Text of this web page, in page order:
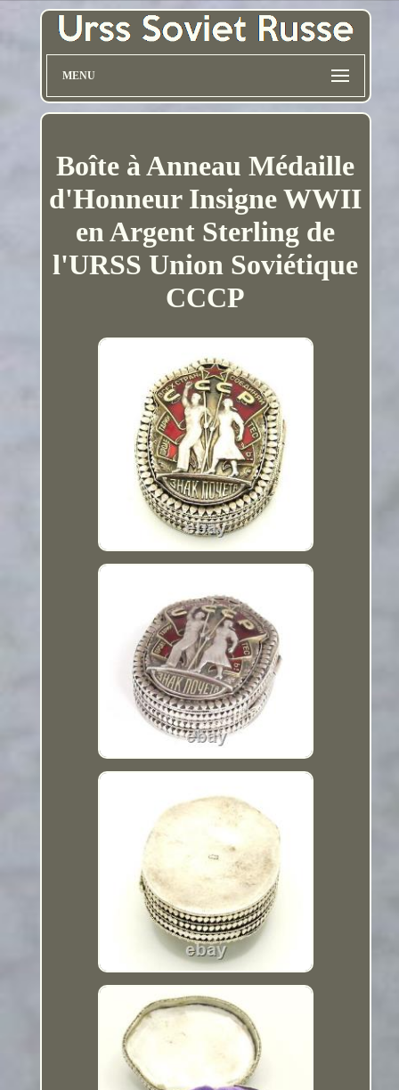
MENU
Boîte à Anneau Médaille
d'Honneur Insigne WWII
en Argent Sterling de
l'URSS Union Soviétique
CCCP